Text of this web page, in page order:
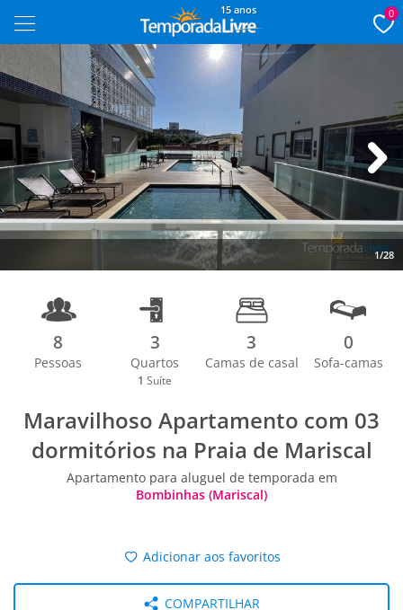
15 anos 0
1/28
Next
8
Pessoas
3
Quartos
1 Suíte
3
Camas de casal
0
Sofa-camas
Maravilhoso Apartamento com 03
dormitórios na Praia de Mariscal
Apartamento para aluguel de temporada em
Bombinhas (Mariscal)
Adicionar aos favoritos
COMPARTILHAR